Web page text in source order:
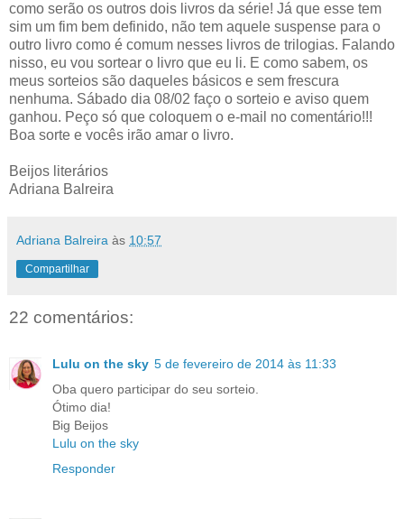
como serão os outros dois livros da série! Já que esse tem
sim um fim bem definido, não tem aquele suspense para o
outro livro como é comum nesses livros de trilogias. Falando
nisso, eu vou sortear o livro que eu li. E como sabem, os
meus sorteios são daqueles básicos e sem frescura
nenhuma. Sábado dia 08/02 faço o sorteio e aviso quem
ganhou. Peço só que coloquem o e-mail no comentário!!!
Boa sorte e vocês irão amar o livro.
Beijos literários
Adriana Balreira
Adriana Balreira às 10:57
Compartilhar
22 comentários:
Lulu on the sky 5 de fevereiro de 2014 às 11:33
Oba quero participar do seu sorteio.
Ótimo dia!
Big Beijos
Lulu on the sky
Responder